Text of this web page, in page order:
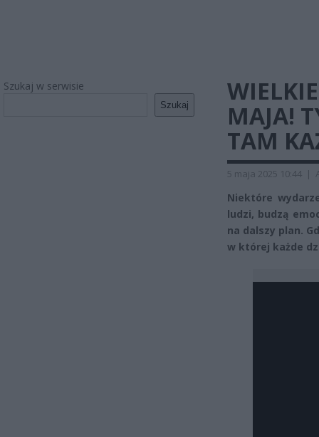
Szukaj w serwisie
Szukaj
MAJA!
TAM
5 maja 2025 10:44 |
Niektóre
ludzi, budzą
na dalszy plan.
w której każde